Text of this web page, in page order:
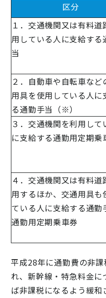
区分
１．交通機関又は有料道
用している人に支給する
当
２．自動車や自転車など
用具を使用している人に
る通勤手当（※）
３．交通機関を利用して
に支給する通勤用定期乗
４．交通機関又は有料道
用するほか、交通用具も
ている人に支給する通勤
通勤用定期乗車券
平成28年に通勤費の非
れ、新幹線・特急料金
ば非課税になるよう緩